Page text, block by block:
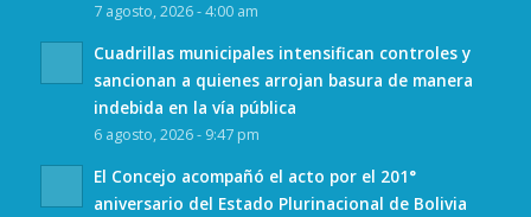
7 agosto, 2026 - 4:00 am
Cuadrillas municipales intensifican controles y
sancionan a quienes arrojan basura de manera
indebida en la vía pública
6 agosto, 2026 - 9:47 pm
El Concejo acompañó el acto por el 201°
aniversario del Estado Plurinacional de Bolivia